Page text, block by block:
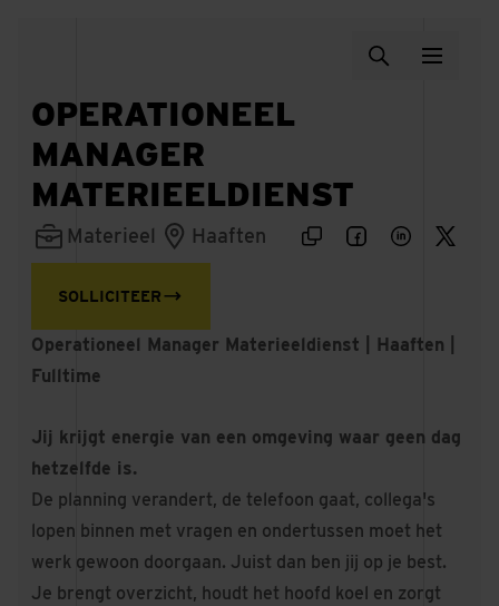
OPERATIONEEL
MANAGER
MATERIEELDIENST
Materieel Haaften
SOLLICITEER
Operationeel Manager Materieeldienst | Haaften |
Fulltime
Jij krijgt energie van een omgeving waar geen dag
hetzelfde is.
De planning verandert, de telefoon gaat, collega's
lopen binnen met vragen en ondertussen moet het
werk gewoon doorgaan. Juist dan ben jij op je best.
Je brengt overzicht, houdt het hoofd koel en zorgt